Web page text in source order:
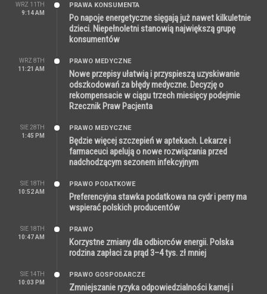
WRZ 11TH
9:14 AM
PRAWA KONSUMENTA
Po napoje energetyczne sięgają już nawet kilkuletnie
dzieci. Niepełnoletni stanowią największą grupę
konsumentów
WRZ 8TH
11:21 AM
PRAWO MEDYCZNE
Nowe przepisy ułatwią i przyspieszą uzyskiwanie
odszkodowań za błędy medyczne. Decyzję o
rekompensacie w ciągu trzech miesięcy podejmie
Rzecznik Praw Pacjenta
SIE 28TH
1:45 PM
PRAWO MEDYCZNE
Będzie więcej szczepień w aptekach. Lekarze i
farmaceuci apelują o nowe rozwiązania przed
nadchodzącym sezonem infekcyjnym
SIE 18TH
10:52 AM
PRAWO PODATKOWE
Preferencyjna stawka podatkowa na cydr i perry ma
wspierać polskich producentów
SIE 18TH
10:47 AM
PRAWO
Korzystne zmiany dla odbiorców energii. Polska
rodzina zapłaci za prąd 3–4 tys. zł mniej
SIE 14TH
10:03 PM
PRAWO GOSPODARCZE
Zmniejszanie ryzyka odpowiedzialności karnej i